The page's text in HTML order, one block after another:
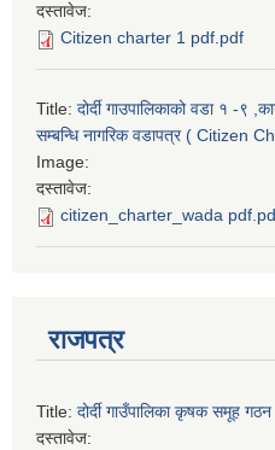
दस्तावेज:
Citizen charter 1 pdf.pdf
Title: दोर्दी गाउपालिकाको वडा १ -९
सम्बन्धि नागरिक वडापत्र ( Citizen
Image:
दस्तावेज:
citizen_charter_wada
राजपत्र
Title: दोर्दी गाउँपालिका कृषक समूह
दस्तावेज: